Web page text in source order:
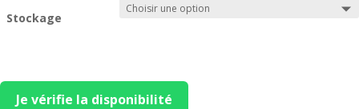
Stockage
Je vérifie la disponibilité